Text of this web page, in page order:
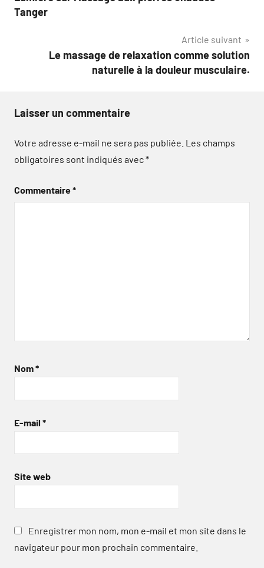
de
Tanger
Article suivant
Le massage de relaxation comme solution
naturelle à la douleur musculaire.
Laisser un commentaire
Votre adresse e-mail ne sera pas publiée. Les champs
obligatoires sont indiqués avec*
Commentaire*
Nom*
E-mail *
Site web
Enregistrer mon nom, mon e-mail et mon site dans le
navigateur pour mon prochain commentaire.